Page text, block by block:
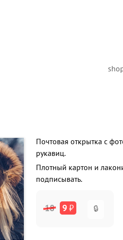
Почтовая открытка с
рукавиц.
Плотный картон и
подписывать.
18 9₽ 🔒